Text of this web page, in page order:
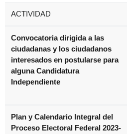
ACTIVIDAD
Convocatoria dirigida a las
ciudadanas y los ciudadanos
interesados en postularse para
alguna Candidatura
Independiente
Plan y Calendario Integral del
Proceso Electoral Federal 2023-